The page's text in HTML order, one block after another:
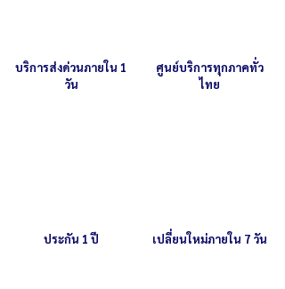
บริการส่งด่วนภายใน 1
วัน
ศูนย์บริการทุกภาคทั่ว
ไทย
ประกัน 1 ปี เปลี่ยนใหม่ภายใน 7 วัน